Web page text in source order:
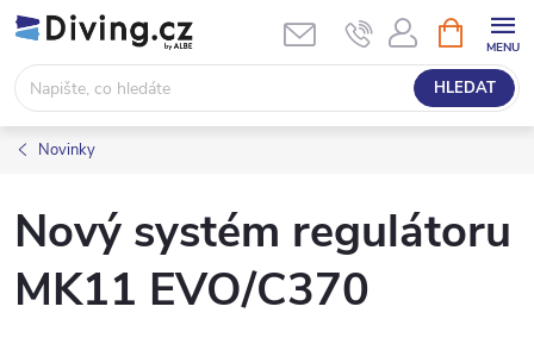
Přejít
na
obsah
HLEDAT
NÁKUPNÍ
KOŠÍK
Novinky
Nový systém regulátoru
MK11 EVO/C370